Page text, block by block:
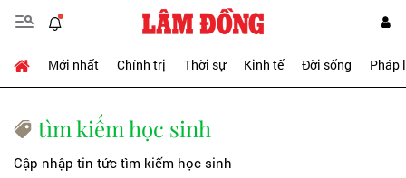
Mới nhất Chính trị Thời sự Kinh tế Đời sống Pháp
tìm kiếm học sinh
Cập nhập tin tức tìm kiếm học sinh